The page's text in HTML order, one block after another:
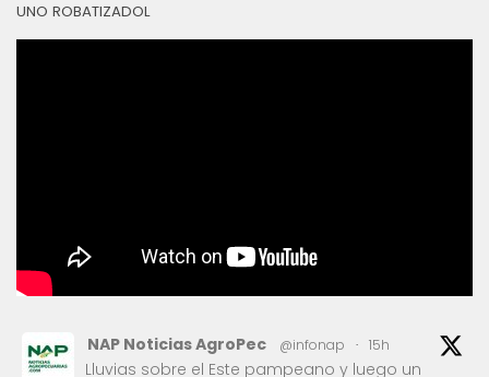
UNO ROBATIZADOL
NAP Noticias AgroPec @infonap · 15h
Lluvias sobre el Este pampeano y luego un